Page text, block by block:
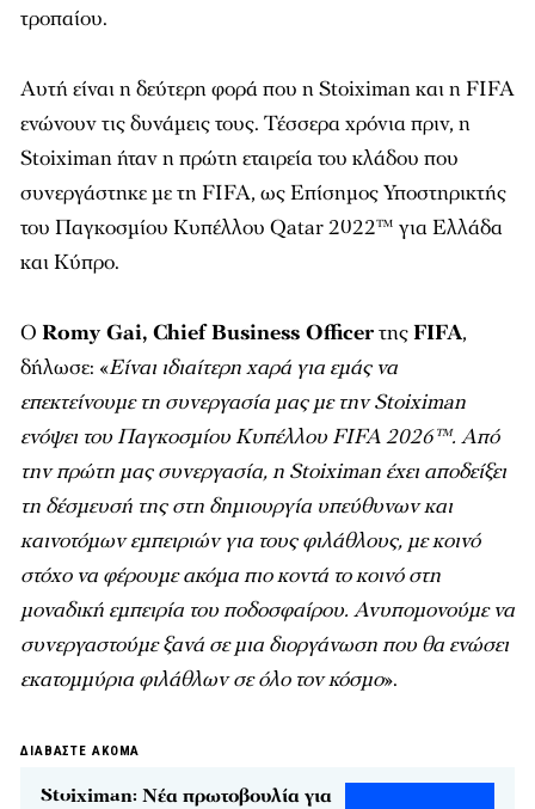
τροπαίου.
Αυτή είναι η δεύτερη φορά που η Stoiximan και η FIFA
ενώνουν τις δυνάμεις τους. Τέσσερα χρόνια πριν, η
Stoiximan ήταν η πρώτη εταιρεία του κλάδου που
συνεργάστηκε με τη FIFA, ως Επίσημος Υποστηρικτής
του Παγκοσμίου Κυπέλλου Qatar 2022™ για Ελλάδα
και Κύπρο.
Ο Romy Gai, Chief Business OfficerτηςFIFA,
δήλωσε: «Είναι ιδιαίτερη χαρά για εμάς να
επεκτείνουμε τη συνεργασία μας με την Stoiximan
ενόψει του Παγκοσμίου Κυπέλλου FIFA 2026™. Από
την πρώτη μας συνεργασία, η Stoiximan έχει αποδείξει
τη δέσμευσή της στη δημιουργία υπεύθυνων και
καινοτόμων εμπειριών για τους φιλάθλους, με κοινό
στόχο να φέρουμε ακόμα πιο κοντά το κοινό στη
μοναδική εμπειρία του ποδοσφαίρου. Ανυπομονούμε να
συνεργαστούμε ξανά σε μια διοργάνωση που θα ενώσει
εκατομμύρια φιλάθλων σε όλο τον κόσμο».
ΔΙΑΒΑΣΤΕ ΑΚΟΜΑ
Stoiximan: Νέα πρωτοβουλία για